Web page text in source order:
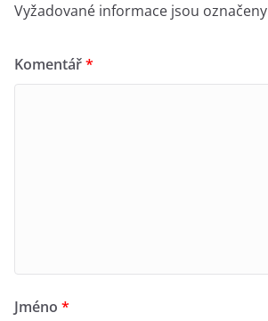
Vyžadované informace jsou označeny
Komentář*
Jméno *